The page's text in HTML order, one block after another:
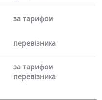
за тарифом
перевізника
за тарифом
перевізника